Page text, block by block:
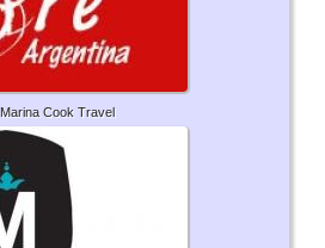
Marina Cook Travel